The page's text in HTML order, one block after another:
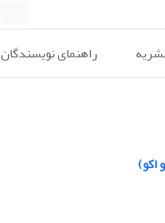
راهنمای نویسندگان
اکو)